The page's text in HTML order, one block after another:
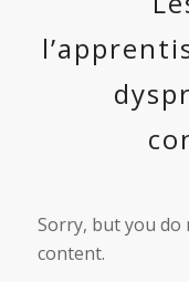
Sorry, but you do
content.